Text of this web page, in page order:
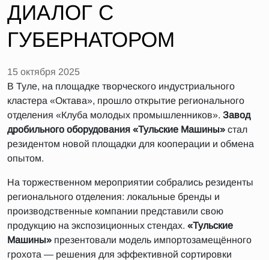
ДИАЛОГ С
ГУБЕРНАТОРОМ
15 октября 2025
В Туле, на площадке творческого индустриального
кластера «Октава», прошло открытие регионального
отделения «Клуба молодых промышленников». Завод
дробильного оборудования «Тульские Машины» стал
резидентом новой площадки для кооперации и обмена
опытом.
На торжественном мероприятии собрались резиденты
регионального отделения: локальные бренды и
производственные компании представили свою
продукцию на экспозиционных стендах. «Тульские
Машины» презентовали модель импортозамещённого
грохота — решения для эффективной сортировки